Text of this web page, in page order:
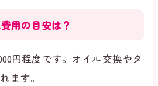
用の目安は？
円程度です。オイル交換やタ
ます。